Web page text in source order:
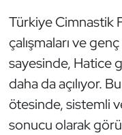
Türkiye Cimnastik
çalışmaları ve
sayesinde, Hatice
daha da açılıyor.
ötesinde, sistemli
sonucu olarak
Özel Sporcular
Paralimpik
Ragbi